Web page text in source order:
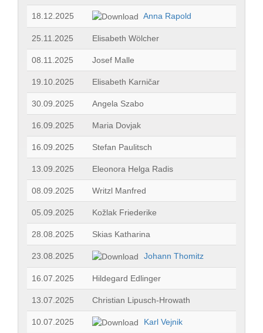
18.12.2025 Anna Rapold
25.11.2025 Elisabeth Wölcher
08.11.2025 Josef Malle
19.10.2025 Elisabeth Karničar
30.09.2025 Angela Szabo
16.09.2025 Maria Dovjak
16.09.2025 Stefan Paulitsch
13.09.2025 Eleonora Helga Radis
08.09.2025 Writzl Manfred
05.09.2025 Kožlak Friederike
28.08.2025 Skias Katharina
23.08.2025 Johann Thomitz
16.07.2025 Hildegard Edlinger
13.07.2025 Christian Lipusch-Hrowath
10.07.2025 Karl Vejnik